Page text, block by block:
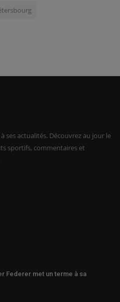
ses actualités. Découvrez au jour le
sportifs, commentaires et
Federer met un terme à sa